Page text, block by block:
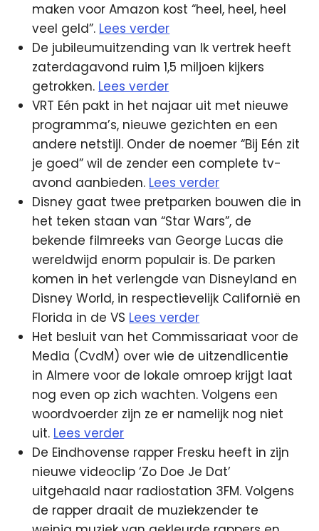
maken voor Amazon kost “heel, heel, heel
veel geld”. Lees verder
De jubileumuitzending van Ik vertrek heeft
zaterdagavond ruim 1,5 miljoen kijkers
getrokken. Lees verder
VRT Eén pakt in het najaar uit met nieuwe
programma’s, nieuwe gezichten en een
andere netstijl. Onder de noemer “Bij Eén zit
je goed” wil de zender een complete tv-
avond aanbieden. Lees verder
Disney gaat twee pretparken bouwen die in
het teken staan van “Star Wars”, de
bekende filmreeks van George Lucas die
wereldwijd enorm populair is. De parken
komen in het verlengde van Disneyland en
Disney World, in respectievelijk Californië en
Florida in de VS Lees verder
Het besluit van het Commissariaat voor de
Media (CvdM) over wie de uitzendlicentie
in Almere voor de lokale omroep krijgt laat
nog even op zich wachten. Volgens een
woordvoerder zijn ze er namelijk nog niet
uit. Lees verder
De Eindhovense rapper Fresku heeft in zijn
nieuwe videoclip ‘Zo Doe Je Dat’
uitgehaald naar radiostation 3FM. Volgens
de rapper draait de muziekzender te